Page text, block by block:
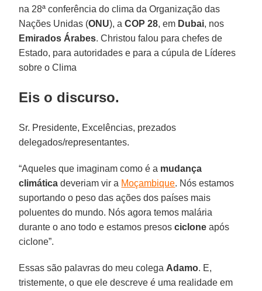
na 28ª conferência do clima da Organização das
Nações Unidas (ONU), aCOP 28, em Dubai, nos
Emirados Árabes. Christou falou para chefes de
Estado, para autoridades e para a cúpula de Líderes
sobre o Clima
Eis o discurso.
Sr. Presidente, Excelências, prezados
delegados/representantes.
“Aqueles que imaginam como é a mudança
climática deveriam vir a Moçambique. Nós estamos
suportando o peso das ações dos países mais
poluentes do mundo. Nós agora temos malária
durante o ano todo e estamos presosciclone após
ciclone”.
Essas são palavras do meu colega Adamo. E,
tristemente, o que ele descreve é uma realidade em